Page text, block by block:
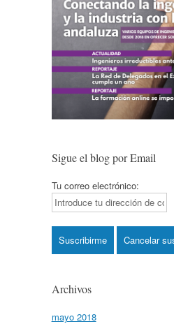
Sigue el blog por Email
Tu correo electrónico:
Archivos
mayo 2018